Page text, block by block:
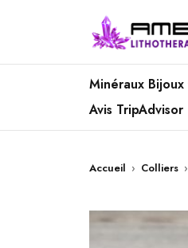
Minéraux Bijoux
Avis TripAdvisor
Accueil › Colliers ›